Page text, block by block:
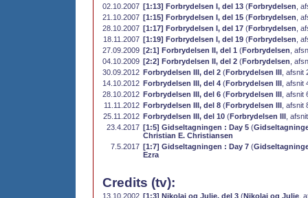
02.10.2007 [1:13] Forbrydelsen I, del 13 (Forbrydelsen ,
21.10.2007 [1:15] Forbrydelsen I, del 15 (Forbrydelsen ,
28.10.2007 [1:17] Forbrydelsen I, del 17 (Forbrydelsen ,
18.11.2007 [1:19] Forbrydelsen I, del 19 (Forbrydelsen ,
27.09.2009 [2:1] Forbrydelsen II, del 1 (Forbrydelsen ,
04.10.2009 [2:2] Forbrydelsen II, del 2 (Forbrydelsen ,
30.09.2012 Forbrydelsen III, del 2 (Forbrydelsen III ,
14.10.2012 Forbrydelsen III, del 4 (Forbrydelsen III ,
28.10.2012 Forbrydelsen III, del 6 (Forbrydelsen III ,
11.11.2012 Forbrydelsen III, del 8 (Forbrydelsen III ,
25.11.2012 Forbrydelsen III, del 10 (Forbrydelsen III ,
23.4.2017 [1:5] Gidseltagningen : Day 5 (
Christian E. Christiansen
7.5.2017 [1:7] Gidseltagningen : Day 7 (
Ezra
Credits (tv):
13.10.2002 [1:3] Nikolaj og Julie, del 3 (Nikolaj og Julie ,